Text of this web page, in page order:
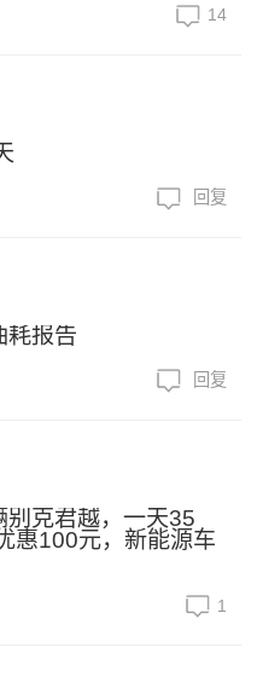
14
回复
耗报告
回复
别克君越，一天35
惠100元，新能源车
1